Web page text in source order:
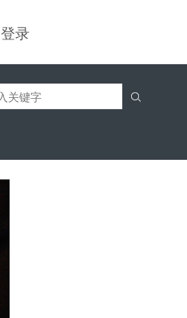
登录
